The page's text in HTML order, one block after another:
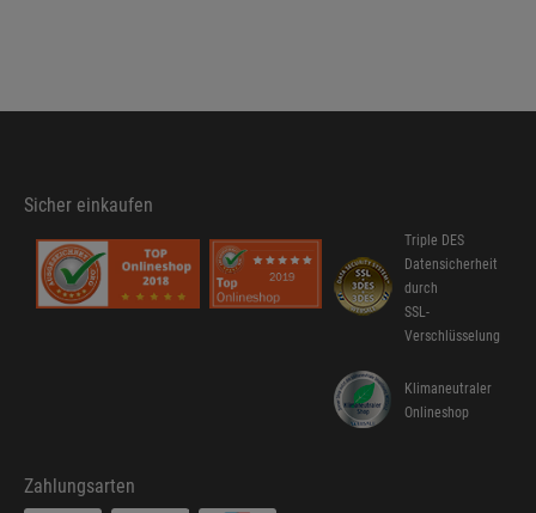
Sicher einkaufen
Triple DES
Datensicherheit
durch
SSL-
Verschlüsselung
Klimaneutraler
Onlineshop
Zahlungsarten